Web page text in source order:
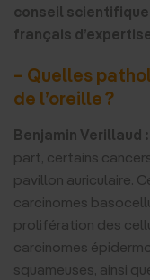
conseil scientifique
français
– Quelles
de l’oreille ?
Benjamin Verillaud :
part, certains
pavillon auriculaire.
carcinomes
prolifération des
carcinomes
squameuses, ainsi